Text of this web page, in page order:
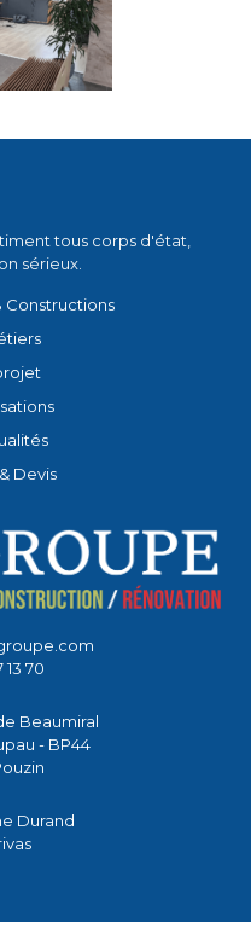
tous corps d'état,
sérieux.
Constructions
Devis
13 70
Beaumiral
- BP44
Durand